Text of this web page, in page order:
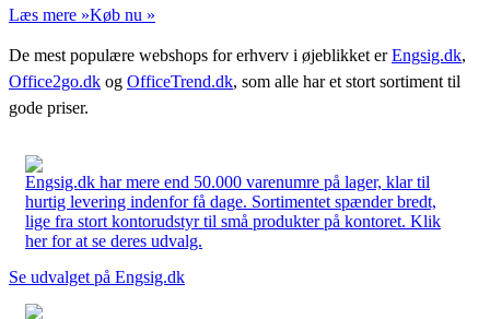
Læs mere »Køb nu »
De mest populære webshops for erhverv i øjeblikket erEngsig.dk,
Office2go.dk og OfficeTrend.dk, som alle har et stort sortiment til
gode priser.
Engsig.dk har mere end 50.000 varenumre på lager, klar til
hurtig levering indenfor få dage. Sortimentet spænder bredt,
lige fra stort kontorudstyr til små produkter på kontoret. Klik
her for at se deres udvalg.
Se udvalget på Engsig.dk